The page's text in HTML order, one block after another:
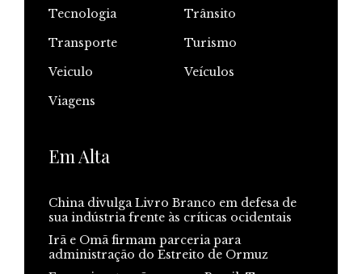
Tecnologia
Trânsito
Transporte
Turismo
Veiculo
Veículos
Viagens
Em Alta
China divulga Livro Branco em defesa de
sua indústria frente às críticas ocidentais
Irã e Omã firmam parceria para
administração do Estreito de Ormuz